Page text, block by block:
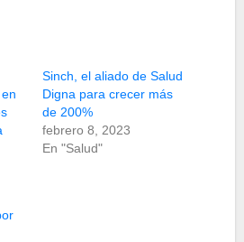
Sinch, el aliado de Salud
Digna para crecer más
de 200%
febrero 8, 2023
En "Salud"